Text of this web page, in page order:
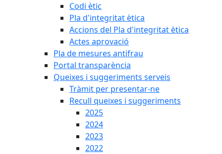
Codi ètic
Pla d'integritat ètica
Accions del Pla d'integritat ètica
Actes aprovació
Pla de mesures antifrau
Portal transparència
Queixes i suggeriments serveis
Tràmit per presentar-ne
Recull queixes i suggeriments
2025
2024
2023
2022